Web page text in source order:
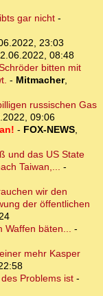
gar nicht-
23:03
08:48
bitten mit
- Mitmacher,
russischen Gas
09:06
- FOX-NEWS,
und das US State
Taiwan,...
-
wir den
der öffentlichen
bäten...
-
mehr Kasper
Problems ist-